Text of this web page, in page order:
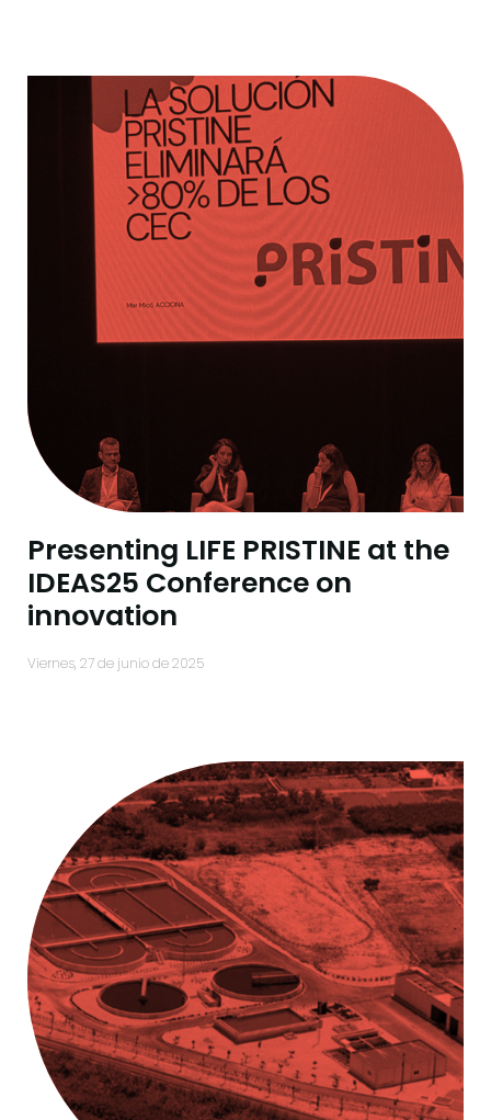
Presenting LIFE PRISTINE at the
IDEAS25 Conference on
innovation
viernes, 27 de junio de 2025